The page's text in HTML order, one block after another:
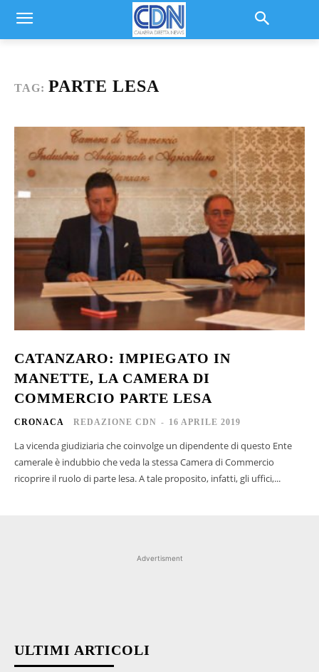
TAG: PARTE LESA
CATANZARO: IMPIEGATO IN
MANETTE, LA CAMERA DI
COMMERCIO PARTE LESA
CRONACA REDAZIONE CDN - 16 APRILE 2019
La vicenda giudiziaria che coinvolge un dipendente di questo Ente
camerale è indubbio che veda la stessa Camera di Commercio
ricoprire il ruolo di parte lesa. A tale proposito, infatti, gli uffici,...
Advertisment
ULTIMI ARTICOLI